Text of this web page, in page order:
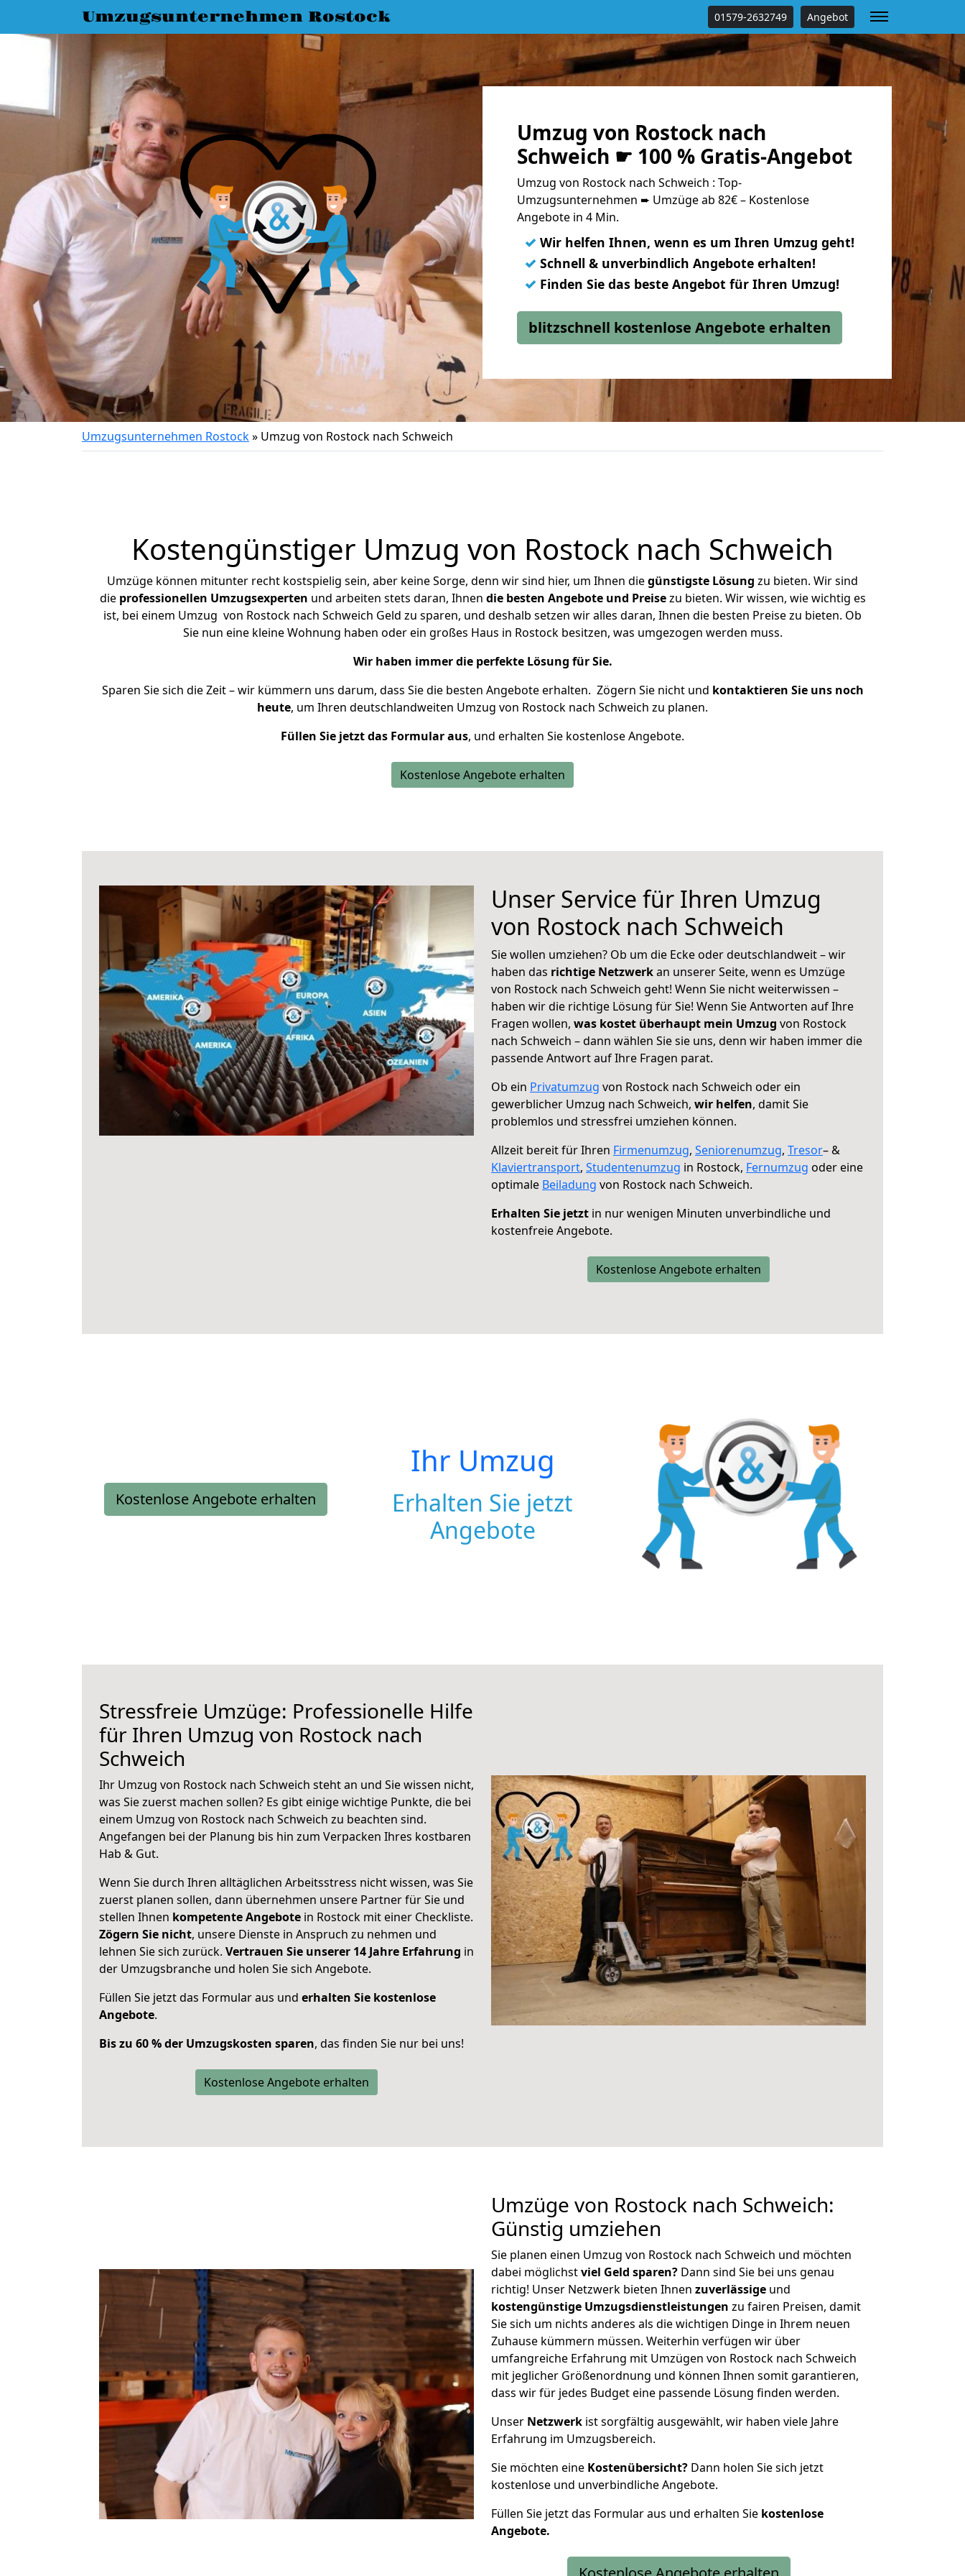
Umzugsunternehmen Rostock 01579-2632749 Angebot
Umzug von Rostock nach
Schweich ☛ 100 % Gratis-Angebot
Umzug von Rostock nach Schweich : Top-
Umzugsunternehmen ➨ Umzüge ab 82€ – Kostenlose
Angebote in 4 Min.
✓ Wir helfen Ihnen, wenn es um Ihren Umzug geht!
✓ Schnell & unverbindlich Angebote erhalten!
✓ Finden Sie das beste Angebot für Ihren Umzug!
blitzschnell kostenlose Angebote erhalten
Umzugsunternehmen Rostock» Umzug von Rostock nach Schweich
Kostengünstiger Umzug von Rostock nach Schweich
Umzüge können mitunter recht kostspielig sein, aber keine Sorge, denn wir sind hier, um Ihnen diegünstigste Lösung zu bieten. Wir sind
die professionellen Umzugsexperten und arbeiten stets daran, Ihnen die besten Angebote und Preisezu bieten. Wir wissen, wie wichtig es
ist, bei einem Umzug von Rostock nach Schweich Geld zu sparen, und deshalb setzen wir alles daran, Ihnen die besten Preise zu bieten. Ob
Sie nun eine kleine Wohnung haben oder ein großes Haus in Rostock besitzen, was umgezogen werden muss.
Wir haben immer die perfekte Lösung für Sie.
Sparen Sie sich die Zeit – wir kümmern uns darum, dass Sie die besten Angebote erhalten. Zögern Sie nicht und kontaktieren Sie uns noch
heute, um Ihren deutschlandweiten Umzug von Rostock nach Schweich zu planen.
Füllen Sie jetzt das Formular aus, und erhalten Sie kostenlose Angebote.
Kostenlose Angebote erhalten
Unser Service für Ihren Umzug
von Rostock nach Schweich
Sie wollen umziehen? Ob um die Ecke oder deutschlandweit – wir
haben das richtige Netzwerkan unserer Seite, wenn es Umzüge
von Rostock nach Schweich geht! Wenn Sie nicht weiterwissen –
haben wir die richtige Lösung für Sie! Wenn Sie Antworten auf Ihre
Fragen wollen, was kostet überhaupt mein Umzug von Rostock
nach Schweich – dann wählen Sie sie uns, denn wir haben immer die
passende Antwort auf Ihre Fragen parat.
Ob ein Privatumzug von Rostock nach Schweich oder ein
gewerblicher Umzug nach Schweich, wir helfen, damit Sie
problemlos und stressfrei umziehen können.
Allzeit bereit für Ihren Firmenumzug, Seniorenumzug, Tresor– &
Klaviertransport, Studentenumzug in Rostock, Fernumzug oder eine
optimale Beiladung von Rostock nach Schweich.
Erhalten Sie jetzt in nur wenigen Minuten unverbindliche und
kostenfreie Angebote.
Kostenlose Angebote erhalten
Kostenlose Angebote erhalten
Ihr Umzug
Erhalten Sie jetzt
Angebote
Stressfreie Umzüge: Professionelle Hilfe
für Ihren Umzug von Rostock nach
Schweich
Ihr Umzug von Rostock nach Schweich steht an und Sie wissen nicht,
was Sie zuerst machen sollen? Es gibt einige wichtige Punkte, die bei
einem Umzug von Rostock nach Schweich zu beachten sind.
Angefangen bei der Planung bis hin zum Verpacken Ihres kostbaren
Hab & Gut.
Wenn Sie durch Ihren alltäglichen Arbeitsstress nicht wissen, was Sie
zuerst planen sollen, dann übernehmen unsere Partner für Sie und
stellen Ihnen kompetente Angebote in Rostock mit einer Checkliste.
Zögern Sie nicht, unsere Dienste in Anspruch zu nehmen und
lehnen Sie sich zurück. Vertrauen Sie unserer 14 Jahre Erfahrung in
der Umzugsbranche und holen Sie sich Angebote.
Füllen Sie jetzt das Formular aus und erhalten Sie kostenlose
Angebote.
Bis zu 60 % der Umzugskosten sparen, das finden Sie nur bei uns!
Kostenlose Angebote erhalten
Umzüge von Rostock nach Schweich:
Günstig umziehen
Sie planen einen Umzug von Rostock nach Schweich und möchten
dabei möglichstviel Geld sparen? Dann sind Sie bei uns genau
richtig! Unser Netzwerk bieten Ihnen zuverlässige und
kostengünstige Umzugsdienstleistungen zu fairen Preisen, damit
Sie sich um nichts anderes als die wichtigen Dinge in Ihrem neuen
Zuhause kümmern müssen. Weiterhin verfügen wir über
umfangreiche Erfahrung mit Umzügen von Rostock nach Schweich
mit jeglicher Größenordnung und können Ihnen somit garantieren,
dass wir für jedes Budget eine passende Lösung finden werden.
Unser Netzwerk ist sorgfältig ausgewählt, wir haben viele Jahre
Erfahrung im Umzugsbereich.
Sie möchten eine Kostenübersicht? Dann holen Sie sich jetzt
kostenlose und unverbindliche Angebote.
Füllen Sie jetzt das Formular aus und erhalten Sie kostenlose
Angebote.